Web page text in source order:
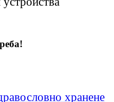
хранене